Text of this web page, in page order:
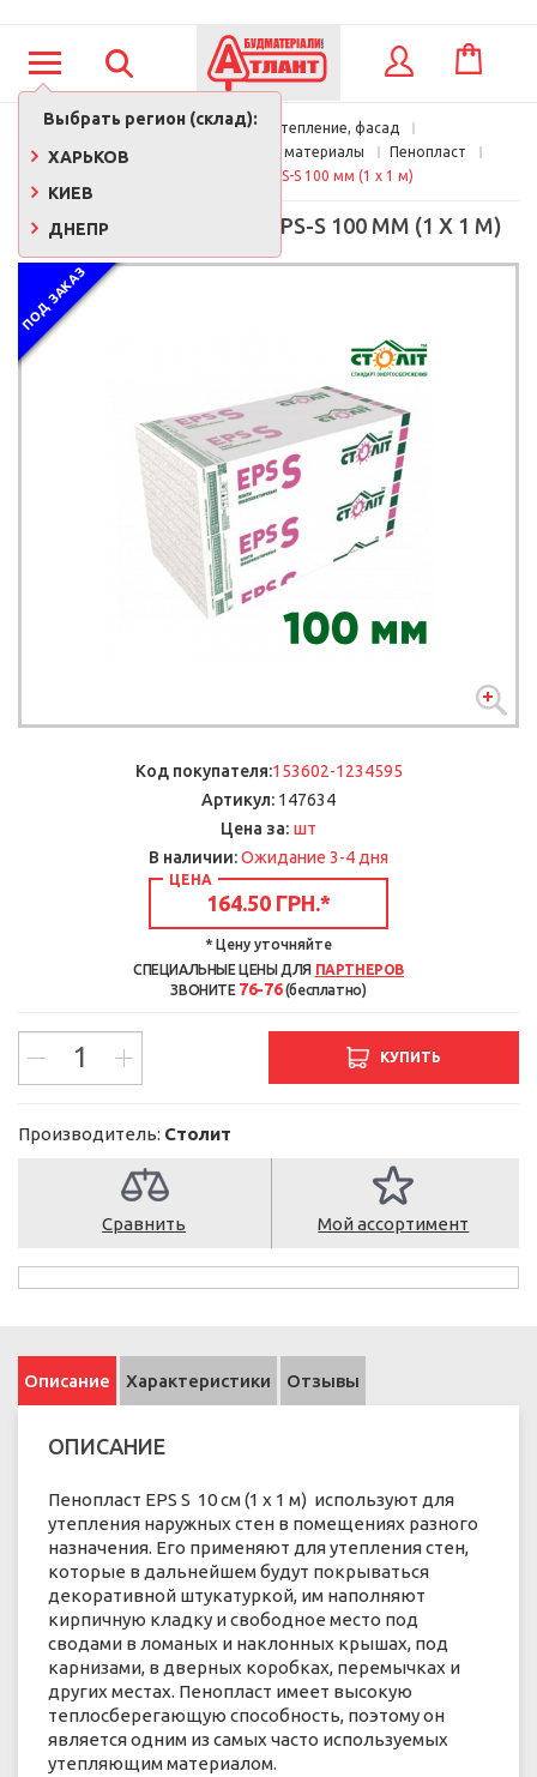
Выбрать регион (склад):
ХАРЬКОВ
КИЕВ
ДНЕПР
КОРЗИНА
Главная
Кровля, утепление, фасад
Утеплители и изоляционные материалы
Пенопласт
Пенопласт Столит EPS-S 100 мм (1 х 1 м)
ПЕНОПЛАСТ СТОЛИТ EPS-S 100 ММ (1 Х 1 М)
ПОД ЗАКАЗ
Код покупателя:153602-1234595
Артикул: 147634
Цена за: шт
В наличии:Ожидание 3-4 дня
ЦЕНА
164.50 ГРН.*
* Цену уточняйте
СПЕЦИАЛЬНЫЕ ЦЕНЫ ДЛЯ ПАРТНЕРОВ
ЗВОНИТЕ 76-76(бесплатно)
КУПИТЬ
Производитель: Столит
Сравнить Мой ассортимент
Описание Характеристики Отзывы
ОПИСАНИЕ
Пенопласт EPS S 10 см (1 х 1 м) используют для
утепления наружных стен в помещениях разного
назначения. Его применяют для утепления стен,
которые в дальнейшем будут покрываться
декоративной штукатуркой, им наполняют
кирпичную кладку и свободное место под
сводами в ломаных и наклонных крышах, под
карнизами, в дверных коробках, перемычках и
других местах. Пенопласт имеет высокую
теплосберегающую способность, поэтому он
является одним из самых часто используемых
утепляющим материалом.